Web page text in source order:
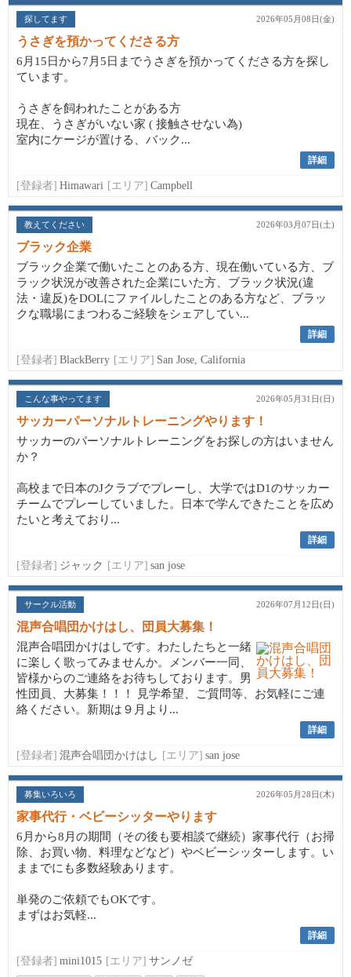
探してます 2026年05月08日(金)
うさぎを預かってくださる方
6月15日から7月5日までうさぎを預かってくださる方を探し
ています。
うさぎを飼われたことがある方
現在、うさぎがいない家 ( 接触させない為)
室内にケージが置ける、バック...
詳細
[登録者] Himawari [エリア] Campbell
教えてください 2026年03月07日(土)
ブラック企業
ブラック企業で働いたことのある方、現在働いている方、ブ
ラック状況が改善された企業にいた方、ブラック状況(違
法・違反)をDOLにファイルしたことのある方など、ブラッ
クな職場にまつわるご経験をシェアしてい...
詳細
[登録者] BlackBerry [エリア] San Jose, California
こんな事やってます 2026年05月31日(日)
サッカーパーソナルトレーニングやります！
サッカーのパーソナルトレーニングをお探しの方はいません
か？
高校まで日本のJクラブでプレーし、大学ではD1のサッカー
チームでプレーしていました。日本で学んできたことを広め
たいと考えており...
詳細
[登録者] ジャック [エリア] san jose
サークル活動 2026年07月12日(日)
混声合唱団かけはし、団員大募集！
混声合唱団かけはしです。わたしたちと一緒
に楽しく歌ってみませんか。メンバー一同、
皆様からのご連絡をお待ちしております。男
性団員、大募集！！！ 見学希望、ご質問等、お気軽にご連
絡ください。新期は９月より...
詳細
[登録者] 混声合唱団かけはし [エリア] san jose
募集いろいろ 2026年05月28日(木)
家事代行・ベビーシッターやります
6月から8月の期間（その後も要相談で継続）家事代行（お掃
除、お買い物、料理などなど）やベビーシッターします。い
ままでにも多数経験あります。
単発のご依頼でもOKです。
まずはお気軽...
詳細
[登録者] mini1015 [エリア] サンノゼ